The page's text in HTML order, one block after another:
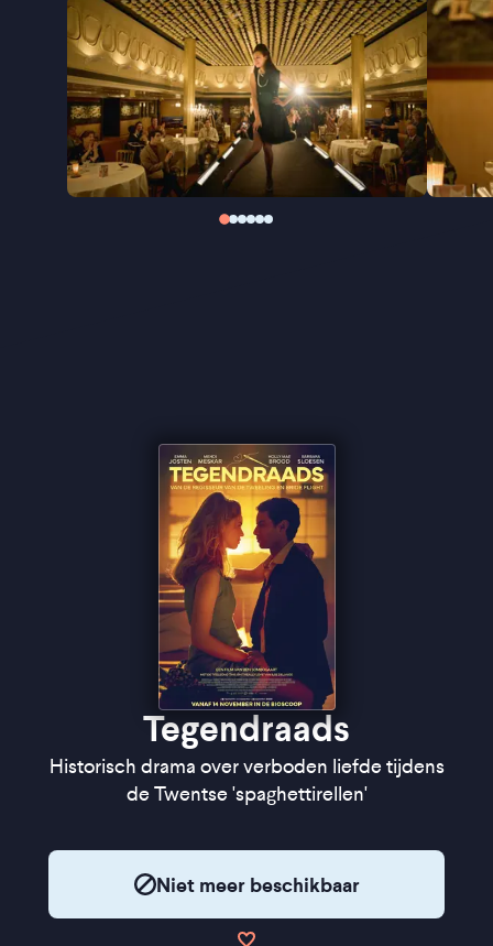
Samen met haar nieuwe geliefde Francesco
bevindt Johanna zich in het oog van de storm.
De Nederlandse regisseur Ben Sombogaart maakte
eerst naam met een aantal jeugdfilms, waaronder
Het zakmes(1993) (bekroond met het Gouden Kalf
voor Beste Regie en de Cinekid Film Award). Na de
Oscargenomineerde film
De Tweeling(2002)
richtte hij zich op speelfilms voor volwassenen. Zijn
Tegendraads
Historisch drama over verboden liefde tijdens
de Twentse 'spaghettirellen'
Niet meer beschikbaar